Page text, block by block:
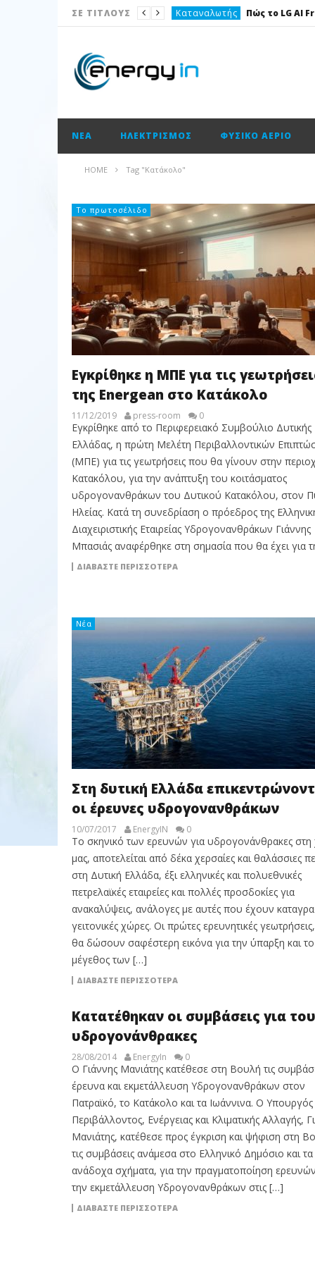
ΣΕ ΤΙΤΛΟΥΣ Καταναλωτής
Ισολογισμοί
Ισολογισμοί
Κατασκευαστικές
ΝΈΑ ΗΛΕΚΤΡΙΣΜΌΣ ΦΥΣΙΚΌ ΑΈΡΙΟ
HOME Tag "Κατάκολο"
Το πρωτοσέλιδο
Εγκρίθηκε η ΜΠΕ για τις
της Energean στο Κατάκολο
11/12/2019 press-room 0
Εγκρίθηκε από το Περιφερειακό Συμβούλιο Δυτικής
Ελλάδας, η πρώτη Μελέτη Περιβαλλοντικών
(ΜΠΕ) για τις γεωτρήσεις που θα γίνουν στην
Κατακόλου, για την ανάπτυξη του κοιτάσματος
υδρογονανθράκων του Δυτικού Κατακόλου, στον
Ηλείας. Κατά τη συνεδρίαση ο πρόεδρος της
Διαχειριστικής Εταιρείας Υδρογονανθράκων Γιάννης
Μπασιάς αναφέρθηκε στη σημασία που θα έχει για
ΔΙΑΒΆΣΤΕ ΠΕΡΙΣΣΌΤΕΡΑ
Νέα
Στη δυτική Ελλάδα
οι έρευνες υδρογονανθράκων
10/07/2017 EnergyIN 0
Το σκηνικό των ερευνών για υδρογονάνθρακες
μας, αποτελείται από δέκα χερσαίες και θαλάσσιες
στη Δυτική Ελλάδα, έξι ελληνικές και πολυεθνικές
πετρελαϊκές εταιρείες και πολλές προσδοκίες για
ανακαλύψεις, ανάλογες με αυτές που έχουν
γειτονικές χώρες. Οι πρώτες ερευνητικές
θα δώσουν σαφέστερη εικόνα για την ύπαρξη και το
μέγεθος των […]
ΔΙΑΒΆΣΤΕ ΠΕΡΙΣΣΌΤΕΡΑ
Κατατέθηκαν οι συμβάσεις για
υδρογονάνθρακες
28/08/2014 EnergyIn 0
Ο Γιάννης Μανιάτης κατέθεσε στη Βουλή τις
έρευνα και εκμετάλλευση Υδρογονανθράκων στον
Πατραϊκό, το Κατάκολο και τα Ιωάννινα. Ο Υπουργός
Περιβάλλοντος, Ενέργειας και Κλιματικής Αλλαγής,
Μανιάτης, κατέθεσε προς έγκριση και ψήφιση στη
τις συμβάσεις ανάμεσα στο Ελληνικό Δημόσιο και τα
ανάδοχα σχήματα, για την πραγματοποίηση
την εκμετάλλευση Υδρογονανθράκων στις […]
ΔΙΑΒΆΣΤΕ ΠΕΡΙΣΣΌΤΕΡΑ